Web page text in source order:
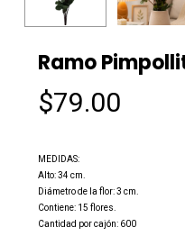
Ramo
$79.00
MEDIDAS:
Alto: 34 cm.
Diámetro de la flor: 3 cm.
Contiene: 15 flores.
Cantidad por cajón: 600